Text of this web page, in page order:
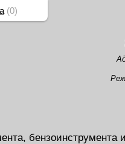
бензоинструмента
(0)